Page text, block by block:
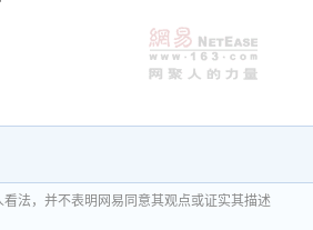
法，并不表明网易同意其观点或证实其描述